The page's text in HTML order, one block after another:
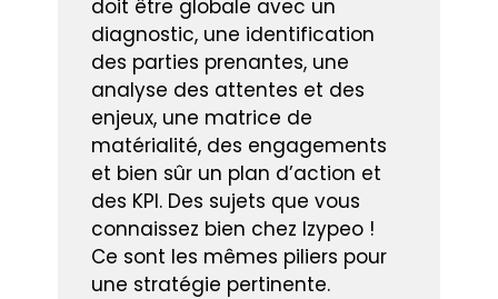
doit être globale avec un
diagnostic, une identification
des parties prenantes, une
analyse des attentes et des
enjeux, une matrice de
matérialité, des engagements
et bien sûr un plan d’action et
des KPI. Des sujets que vous
connaissez bien chez Izypeo !
Ce sont les mêmes piliers pour
une stratégie pertinente.